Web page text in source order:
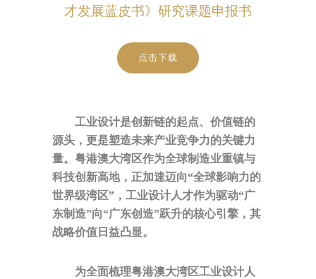
才发展蓝皮书》研究课题申报书
点击下载
工业设计是创新链的起点、价值链的
源头，更是塑造未来产业竞争力的关键力
量。粤港澳大湾区作为全球制造业重镇与
科技创新高地，正加速迈向“全球影响力的
世界级湾区”，工业设计人才作为驱动“广
东制造”向“广东创造”跃升的核心引擎，其
战略价值日益凸显。
为全面梳理粤港澳大湾区工业设计人